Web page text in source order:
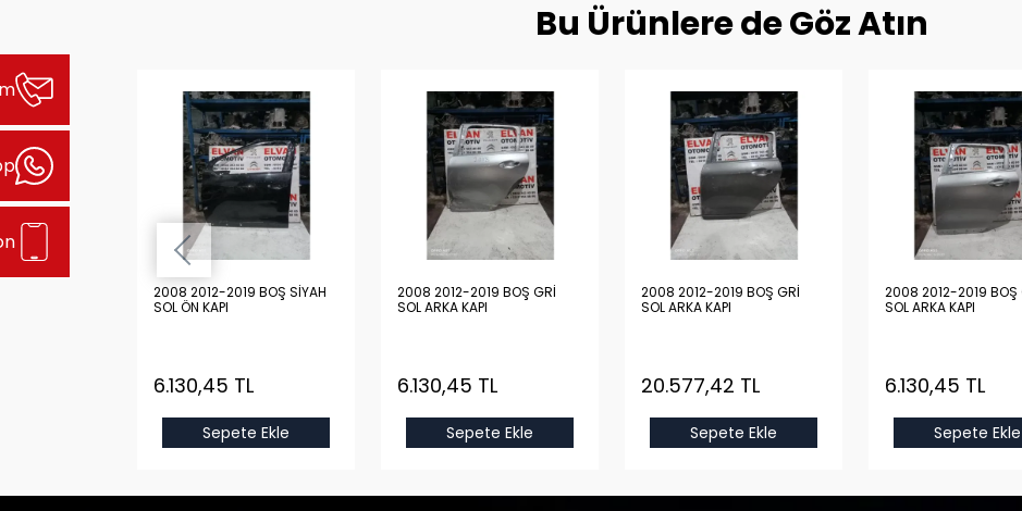
Bu Ürünlere de Göz Atın
2008 2012-2019 BOŞ SİYAH
SOL ÖN KAPI
6.130,45 TL
Sepete Ekle
2008 2012-2019 BOŞ GRİ
SOL ARKA KAPI
6.130,45 TL
Sepete Ekle
2008 2012-2019 BOŞ GRİ
SOL ARKA KAPI
20.577,42 TL
Sepete Ekle
2008 2012-2019 BOŞ
SOL ARKA KAPI
6.130,45 TL
Sepete Ekle